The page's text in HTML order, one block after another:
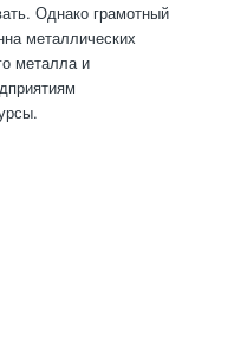
Однако грамотный
металлических
металла и